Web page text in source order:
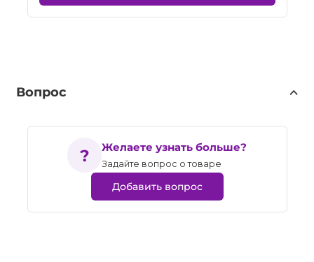
Вопрос
Желаете узнать больше?
Задайте вопрос о товаре
Добавить вопрос